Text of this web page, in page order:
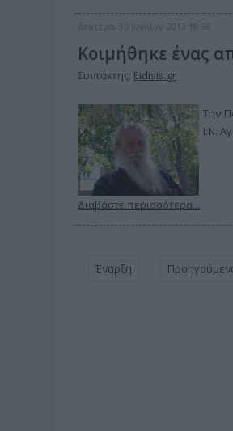
Δευτέρα, 30 Ιουλίου 2012 18:56
Κοιμήθηκε ένας
Συντάκτης: Eidisis.gr
Την
Ι.Ν.
Διαβάστε περισσότερα...
Έναρξη